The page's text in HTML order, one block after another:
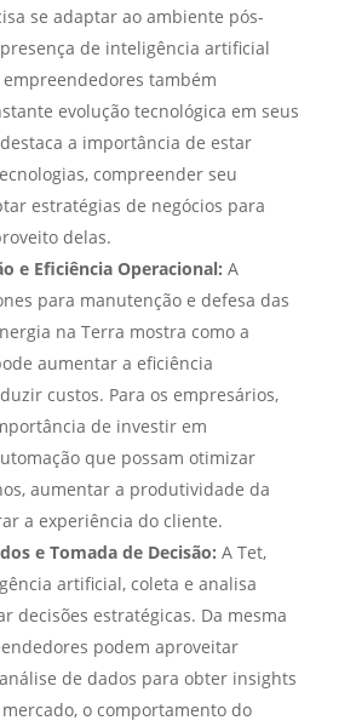
se adaptar ao ambiente pós-
de inteligência artificial
também
evolução tecnológica em seus
a importância de estar
compreender seu
estratégias de negócios para
delas.
e Eficiência Operacional: A
para manutenção e defesa das
na Terra mostra como a
aumentar a eficiência
custos. Para os empresários,
de investir em
que possam otimizar
aumentar a produtividade da
a experiência do cliente.
e Tomada de Decisão: A Tet,
artificial, coleta e analisa
decisões estratégicas. Da mesma
podem aproveitar
de dados para obter insights
o comportamento do